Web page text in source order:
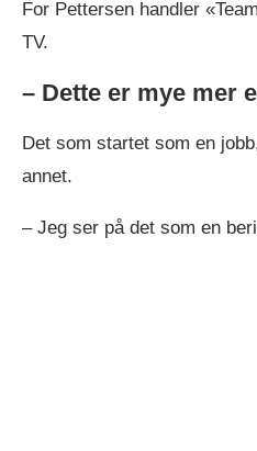
For Pettersen handler
TV.
– Dette er mye mer
Det som startet som en
annet.
– Jeg ser på det som en